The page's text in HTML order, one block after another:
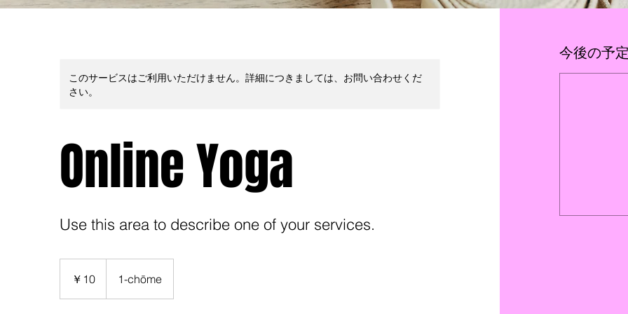
このサービスはご利用いただけません。詳細につきましては、お問い合わせくだ
さい。
Online Yoga
Use this area to describe one of your services.
￥10 1-chōme
今後の予